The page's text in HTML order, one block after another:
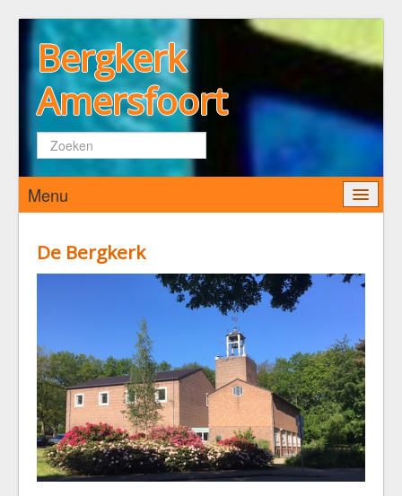
Bergkerk
Amersfoort
Zoeken...
Menu
Wie zijn wij
Kerkenraad
Pastoraat
Diaconaat
Kerkrentmeesters
Kerkmuziek
Geschiedenis
De Bergkerk